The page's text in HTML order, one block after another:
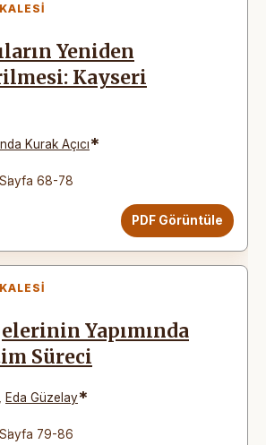
Yeniden
Kayseri
Kurak Açıcı*
Sayfa 68-78
PDF Görüntüle
Yapımında
Süreci
Eda Güzelay*
Sayfa 79-86